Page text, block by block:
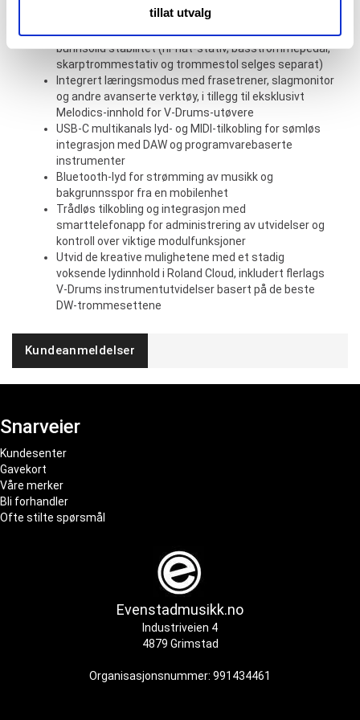
med annen informasjon du har gjort tilgjengelig for dem,
tillat utvalg
ride- eller hi-hat-pad i tillegg
Tre DCS-30 kombostativ med fleksibel montering og
bunnsolid stabilitet (hi-hat-stativ, basstrommepedal,
skarptrommestativ og trommestol selges separat)
Integrert læringsmodus med frasetrener, slagmonitor
og andre avanserte verktøy, i tillegg til eksklusivt
Melodics-innhold for V-Drums-utøvere
USB-C multikanals lyd- og MIDI-tilkobling for sømløs
integrasjon med DAW og programvarebaserte
instrumenter
Bluetooth-lyd for strømming av musikk og
bakgrunnsspor fra en mobilenhet
Trådløs tilkobling og integrasjon med
smarttelefonapp for administrering av utvidelser og
kontroll over viktige modulfunksjoner
Utvid de kreative mulighetene med et stadig
voksende lydinnhold i Roland Cloud, inkludert flerlags
V-Drums instrumentutvidelser basert på de beste
DW-trommesettene
Kundeanmeldelser
Snarveier
Kundesenter
Gavekort
Våre merker
Bli forhandler
Ofte stilte spørsmål
Evenstadmusikk.no
Industriveien 4
4879 Grimstad
Organisasjonsnummer: 991434461